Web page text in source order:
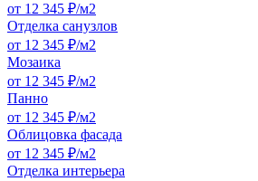
от 12 345 ₽/м2
Отделка санузлов
от 12 345 ₽/м2
Мозаика
от 12 345 ₽/м2
Панно
от 12 345 ₽/м2
Облицовка фасада
от 12 345 ₽/м2
Отделка интерьера